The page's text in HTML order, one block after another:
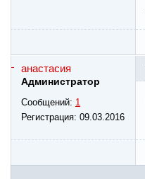
анастасия
Администратор
Сообщений: 1
Регистрация: 09.03.2016